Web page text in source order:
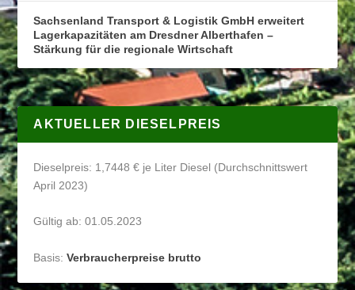
Sachsenland Transport & Logistik GmbH erweitert
Lagerkapazitäten am Dresdner Alberthafen –
Stärkung für die regionale Wirtschaft
AKTUELLER DIESELPREIS
Dieselpreis: 1,7448 € je Liter Diesel (Durchschnittswert
April 2023)
Gültig ab: 01.05.2023
Basis:Verbraucherpreise brutto